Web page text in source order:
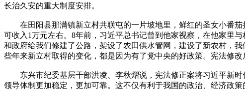
长治久安的重大制度安排。
在田阳县那满镇新立村共联屯的一片坡地里，鲜红的圣女小番茄
可收入1万元左右。8年前，习近平总书记曾到他家视察，在他家里
和政府给我们修建了公路，架设了农田供水管网，建设了新农村，
些年来新立村取得的变化，都是因为有了党中央的好政策。宪法修
东兴市纪委基层干部洪凌、李秋熠说，宪法修正案将习近平新时
领导体制更加稳定，更加可靠。这不仅有利于我国的政治、经济政